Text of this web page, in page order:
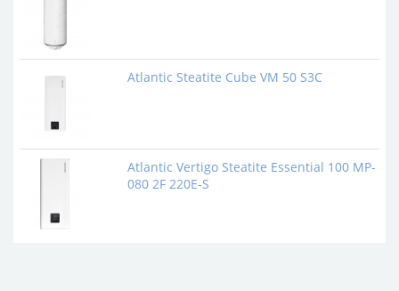
Atlantic Steatite Cube VM 50 S3C
Atlantic Vertigo Steatite Essential 100 MP-
080 2F 220E-S